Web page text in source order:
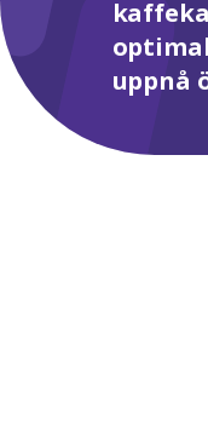
uppnå